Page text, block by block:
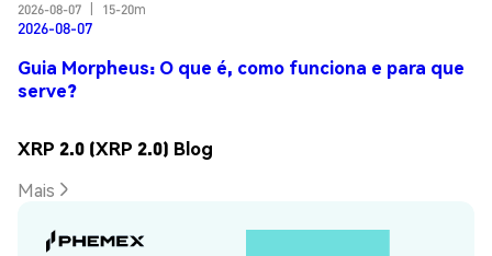
2026-08-07
15-20m
2026-08-07
Guia Morpheus: O que é, como funciona e para que
serve?
XRP 2.0 (XRP 2.0) Blog
Mais